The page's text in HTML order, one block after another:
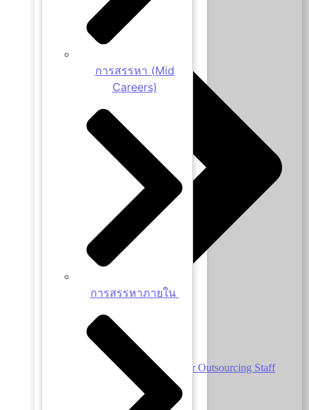
Employment and Welfare for Outsourcing Staff
การสรรหา (Mid
Careers)
การสรรหาภายใน